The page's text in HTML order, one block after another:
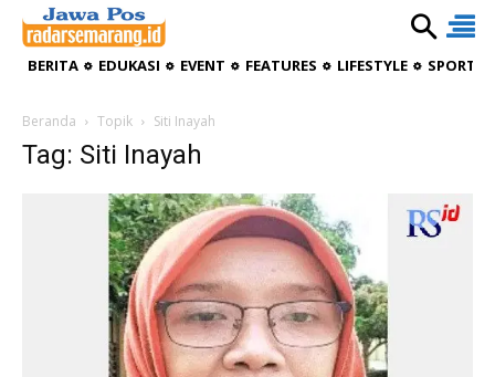
BERITA EDUKASI EVENT FEATURES LIFESTYLE
Beranda Topik Siti Inayah
Tag: Siti Inayah